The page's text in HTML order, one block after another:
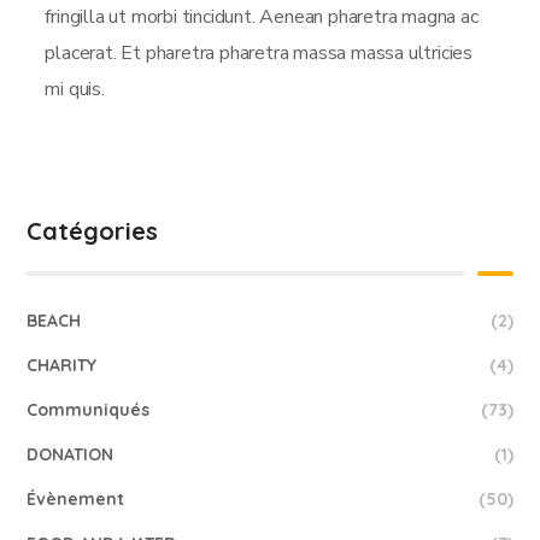
fringilla ut morbi tincidunt. Aenean pharetra magna ac
placerat. Et pharetra pharetra massa massa ultricies
mi quis.
Catégories
BEACH (2)
CHARITY (4)
Communiqués (73)
DONATION (1)
Évènement (50)